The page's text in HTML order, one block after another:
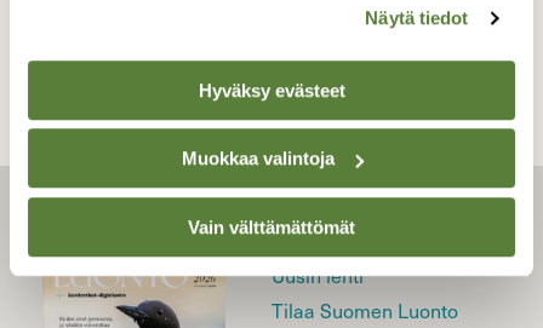
Näytä tiedot
Hyväksy evästeet
Muokkaa valintoja
Vain välttämättömät
LEHTI
Uusin lehti
Tilaa Suomen Luonto